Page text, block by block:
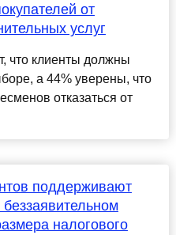
от
услуг
что клиенты должны
а 44% уверены, что
отказаться от
поддерживают
налогового